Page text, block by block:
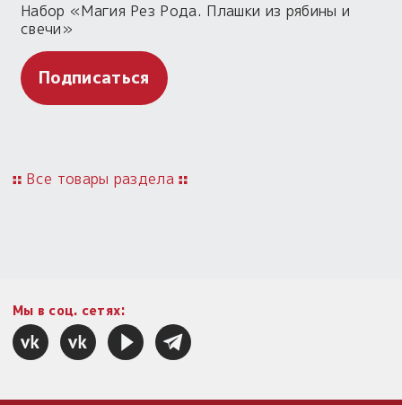
Набор «Магия Рез Рода. Плашки из рябины и
свечи»
Подписаться
Все товары раздела
Мы в соц. сетях: